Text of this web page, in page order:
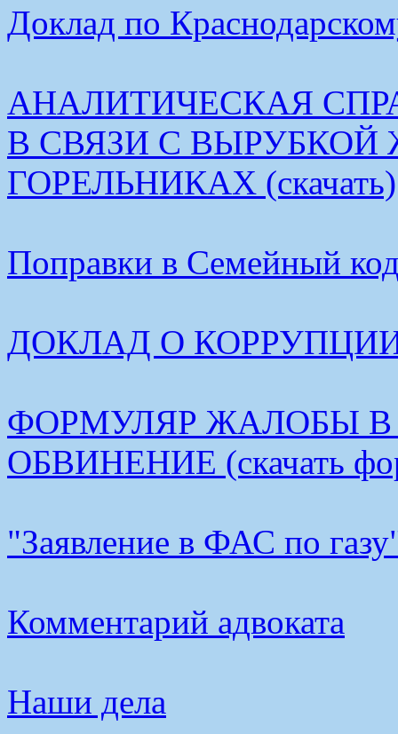
Доклад по
АНАЛИТИЧЕСКАЯ
В СВЯЗИ С
ГОРЕЛЬНИКАХ (скачать)
Поправки в Семейный
ДОКЛАД О КОРРУПЦИИ
ФОРМУЛЯР ЖАЛОБЫ
ОБВИНЕНИЕ (скачать
"Заявление в ФАС по
Комментарий адвоката
Наши дела